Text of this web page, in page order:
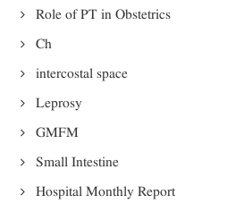
Role of PT in Obstetrics
Ch
intercostal space
Leprosy
GMFM
Small Intestine
Hospital Monthly Report